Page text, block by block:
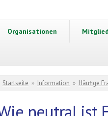
Organisationen
Sie sind hier
Startseite » Information » Häufige